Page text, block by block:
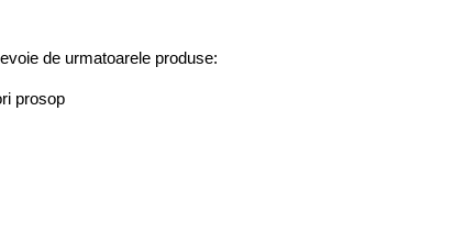
de urmatoarele produse:
prosop